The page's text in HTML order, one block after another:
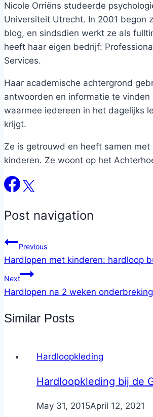
Nicole Orriëns studeerde
Universiteit Utrecht. In 2001 begon
blog, en sindsdien werkt ze als
heeft haar eigen bedrijf:
Services.
Haar academische achtergrond
antwoorden en informatie te vinden
waarmee iedereen in het dagelijks
krijgt.
Ze is getrouwd en heeft samen met
kinderen. Ze woont op het
Post navigation
Previous
Hardlopen met kinderen: hardloop
Next
Hardlopen na 2 weken onderbreking
Similar Posts
Hardloopkleding
Hardloopkleding bij de
ByNicole
May 31, 2015April 12, 2021